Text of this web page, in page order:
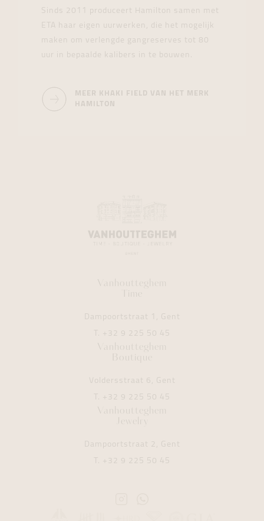
Sinds 2011 produceert Hamilton samen met
ETA haar eigen uurwerken, die het mogelijk
maken om verlengde gangreserves tot 80
uur in bepaalde kalibers in te bouwen.
MEER KHAKI FIELD VAN HET MERK
HAMILTON
Vanhoutteghem
Time
Dampoortstraat 1, Gent
T. +32 9 225 50 45
Vanhoutteghem
Boutique
Voldersstraat 6, Gent
T. +32 9 225 50 45
Vanhoutteghem
Jewelry
Dampoortstraat 2, Gent
T. +32 9 225 50 45